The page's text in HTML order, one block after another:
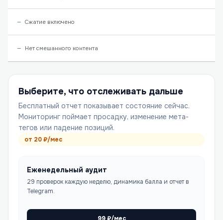
Сжатие включено
Нет смешанного контента
Выберите, что отслеживать дальше
Бесплатный отчет показывает состояние сейчас.
Мониторинг поймает просадку, изменение мета-
тегов или падение позиций.
от 20₽/мес
Еженедельный аудит
29 проверок каждую неделю, динамика балла и отчет в
Telegram.